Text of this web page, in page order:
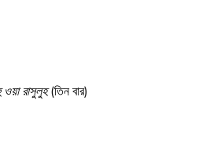
রাসুলুহ (তিন বার)